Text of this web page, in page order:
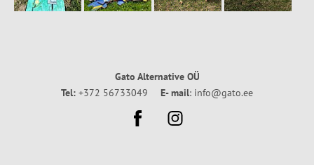
Gato Alternative OÜ
Tel: +372 56733049 E- mail: info@gato.ee